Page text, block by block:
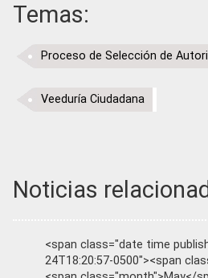
Temas:
Proceso de Selección de
Veeduría Ciudadana
Noticias
<span class="date time
24T18:20:57-0500"><span